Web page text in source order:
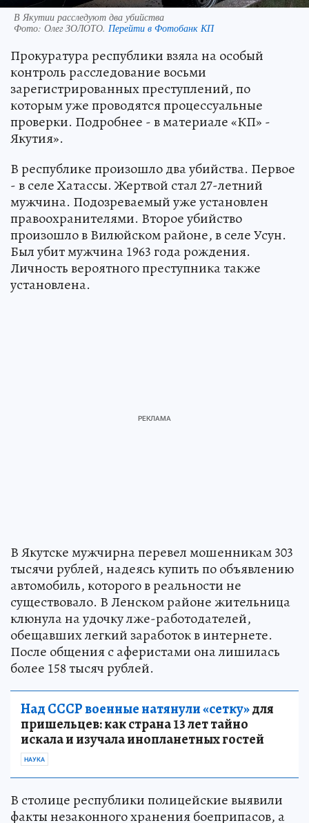
В Якутии расследуют два убийства
Фото: Олег ЗОЛОТО. Перейти в Фотобанк КП
Прокуратура республики взяла на особый
контроль расследование восьми
зарегистрированных преступлений, по
которым уже проводятся процессуальные
проверки. Подробнее - в материале «КП» -
Якутия».
В республике произошло два убийства. Первое
- в селе Хатассы. Жертвой стал 27-летний
мужчина. Подозреваемый уже установлен
правоохранителями. Второе убийство
произошло в Вилюйском районе, в селе Усун.
Был убит мужчина 1963 года рождения.
Личность вероятного преступника также
установлена.
В Якутске мужчирна перевел мошенникам 303
тысячи рублей, надеясь купить по объявлению
автомобиль, которого в реальности не
существовало. В Ленском районе жительница
клюнула на удочку лже-работодателей,
обещавших легкий заработок в интернете.
После общения с аферистами она лишилась
более 158 тысяч рублей.
Над СССР военные натянули «сетку»для
пришельцев: как страна 13 лет тайно
искала и изучала инопланетных гостей
НАУКА
В столице республики полицейские выявили
факты незаконного хранения боеприпасов, а